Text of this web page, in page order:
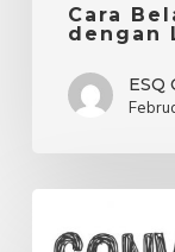
Cara
dengan
ESQ
Belajar